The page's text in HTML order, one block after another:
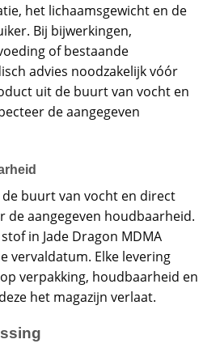
het lichaamsgewicht en de
Bij bijwerkingen,
of bestaande
advies noodzakelijk vóór
uit de buurt van vocht en
de aangegeven
buurt van vocht en direct
de aangegeven houdbaarheid.
in Jade Dragon MDMA
vervaldatum. Elke levering
verpakking, houdbaarheid en
het magazijn verlaat.